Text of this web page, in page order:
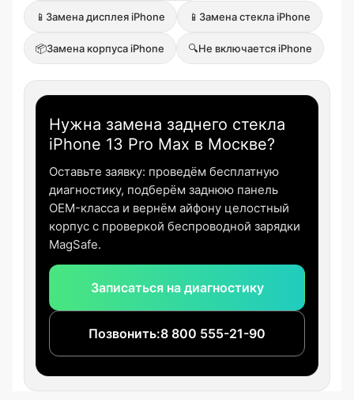
📱 Замена дисплея iPhone 📱 Замена стекла iPhone
📦Замена корпуса iPhone 🔍Не включается iPhone
Нужна замена заднего стекла
iPhone 13 Pro Max в Москве?
Оставьте заявку: проведём бесплатную
диагностику, подберём заднюю панель
OEM-класса и вернём айфону целостный
корпус с проверкой беспроводной зарядки
MagSafe.
Записаться на диагностику
Позвонить:8 800 555-21-90